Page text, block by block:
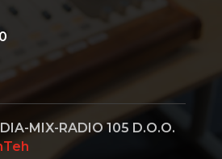
MIX-RADIO 105 D.O.O.